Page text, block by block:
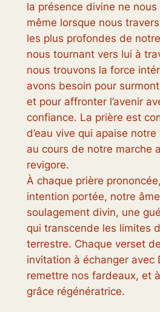
la présence divine ne
même lorsque nous
les plus profondes de
nous tournant vers lui à
nous trouvons la force
avons besoin pour
et pour affronter l’avenir
confiance. La prière est
d’eau vive qui apaise
au cours de notre marche
revigore.
À chaque prière
intention portée, notre
soulagement divin, une
qui transcende les limites
terrestre. Chaque verset
invitation à échanger avec
remettre nos fardeaux, et
grâce régénératrice.